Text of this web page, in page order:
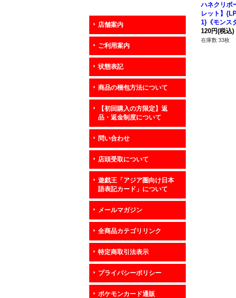
店舗案内
ご利用案内
状態表記
商品の梱包方法について
【初回購入の方限定】返
品・返金制度について
問い合わせ
店頭受取について
遊戯王「アジア圏向け日本
語表記カード」について
メールマガジン
全商品カテゴリリンク
特定商取引法表示
プライバシーポリシー
ポケモンカード通販
ハネクリボ
レット】
1}《モンス
120円(税込)
在庫数 33枚